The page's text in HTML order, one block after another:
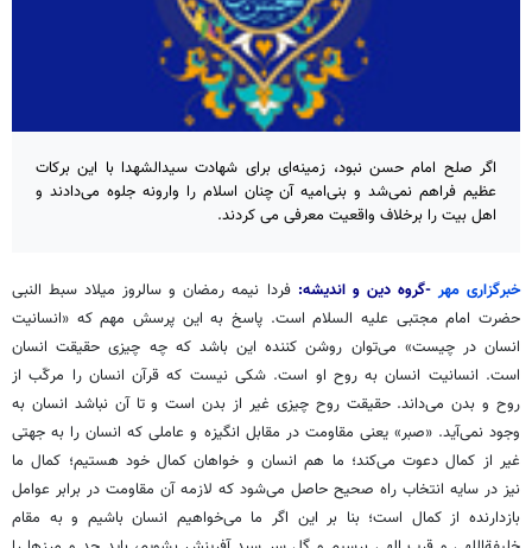
اگر صلح امام حسن نبود، زمینه‌ای برای شهادت سیدالشهدا با این برکات
عظیم فراهم نمی‌شد و بنی‌امیه آن چنان اسلام را وارونه جلوه می‌دادند و
اهل بیت را برخلاف واقعیت معرفی می کردند.
خبرگزاری مهر-گروه دین و اندیشه: فردا نیمه رمضان و سالروز میلاد سبط النبی
حضرت امام مجتبی علیه السلام است. پاسخ به این پرسش مهم که «انسانیت
انسان در چیست» می‌توان روشن کننده این باشد که چه چیزی حقیقت انسان
است. انسانیت انسان به روح او است. شکی نیست که قرآن انسان را مرکّب از
روح و بدن می‌داند. حقیقت روح چیزی غیر از بدن است و تا آن نباشد انسان به
وجود نمی‌آید. «صبر» یعنی مقاومت در مقابل انگیزه و عاملی که انسان را به جهتی
غیر از کمال دعوت می‌کند؛ ما هم انسان و خواهان کمال خود هستیم؛ کمال ما
نیز در سایه انتخاب راه صحیح حاصل می‌شود که لازمه آن مقاومت در برابر عوامل
بازدارنده از کمال است؛ بنا بر این اگر ما می‌خواهیم انسان باشیم و به مقام